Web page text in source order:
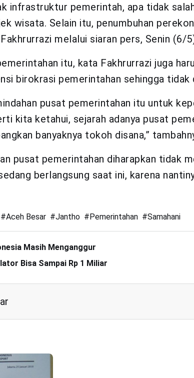
infrastruktur pemerintah, apa tidak
wisata. Selain itu, penumbuhan
melalui siaran pers, Senin (6/
itu, kata Fakhrurrazi juga
birokrasi pemerintahan sehingga tidak
pusat pemerintahan itu untuk
kita ketahui, sejarah adanya pusat
banyaknya tokoh disana,”
pusat pemerintahan diharapkan tidak
berlangsung saat ini, karena
#Aceh Besar #Jantho #Pemerintahan #Samahani
Masih Menganggur
Bisa Sampai Rp 1 Miliar